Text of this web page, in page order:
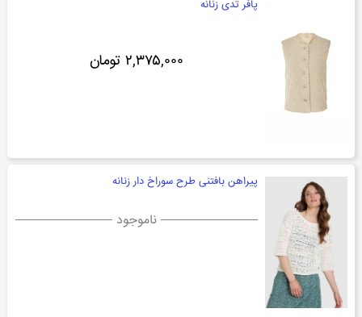
پافر تدی زنانه
۲,۳۷۵,۰۰۰ تومان
پیراهن بافتنی طرح سوراخ دار زنانه
ناموجود